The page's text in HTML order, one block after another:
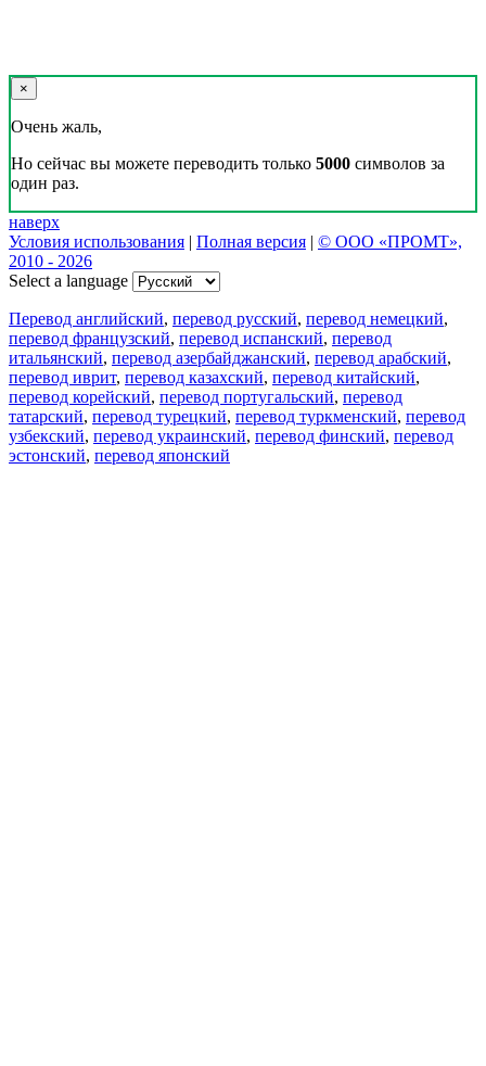
×
Очень жаль,
Но сейчас вы можете переводить только 5000 символов за
один раз.
наверх
Условия использования | Полная версия | © ООО «ПРОМТ»,
2010 - 2026
Select a language
Перевод английский, перевод русский, перевод немецкий,
перевод французский, перевод испанский, перевод
итальянский, перевод азербайджанский, перевод арабский,
перевод иврит, перевод казахский, перевод китайский,
перевод корейский, перевод португальский, перевод
татарский, перевод турецкий, перевод туркменский, перевод
узбекский, перевод украинский, перевод финский, перевод
эстонский, перевод японский